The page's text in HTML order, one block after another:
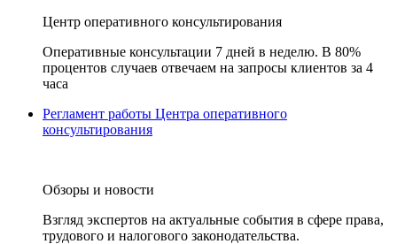
Центр оперативного консультирования
Оперативные консультации 7 дней в неделю. В 80%
процентов случаев отвечаем на запросы клиентов за 4
часа
Регламент работы Центра оперативного
консультирования
Обзоры и новости
Взгляд экспертов на актуальные события в сфере права,
трудового и налогового законодательства.